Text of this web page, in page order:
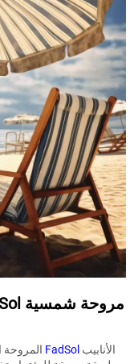
الأنابيبFadSolالمروحة